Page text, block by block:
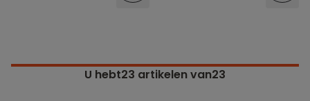
U hebt23 artikelen van23